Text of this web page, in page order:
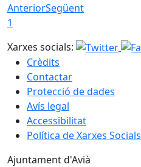
AnteriorSegüent
1
Xarxes socials:
Crèdits
Contactar
Protecció de dades
Avís legal
Accessibilitat
Política de Xarxes Socials
Ajuntament d'Avià